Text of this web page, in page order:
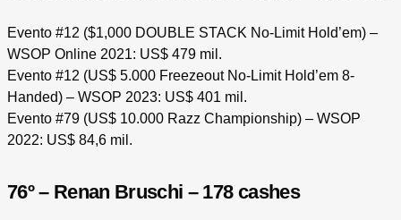
Evento #12 ($1,000 DOUBLE STACK No-Limit Hold’em) –
WSOP Online 2021: US$ 479 mil.
Evento #12 (US$ 5.000 Freezeout No-Limit Hold’em 8-
Handed) – WSOP 2023: US$ 401 mil.
Evento #79 (US$ 10.000 Razz Championship) – WSOP
2022: US$ 84,6 mil.
76º – Renan Bruschi – 178 cashes